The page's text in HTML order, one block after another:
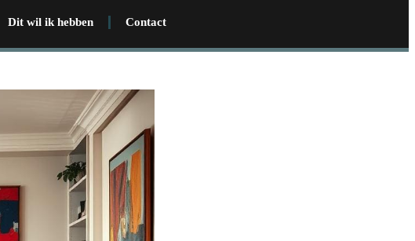
Dit wil ik hebben Contact